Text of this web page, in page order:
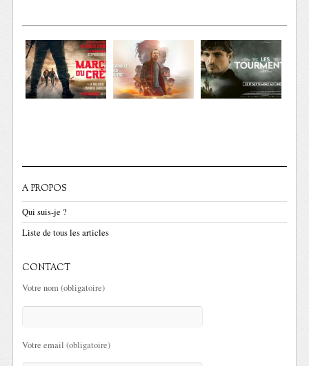
A PROPOS
Qui suis-je ?
Liste de tous les articles
CONTACT
Votre nom (obligatoire)
Votre email (obligatoire)